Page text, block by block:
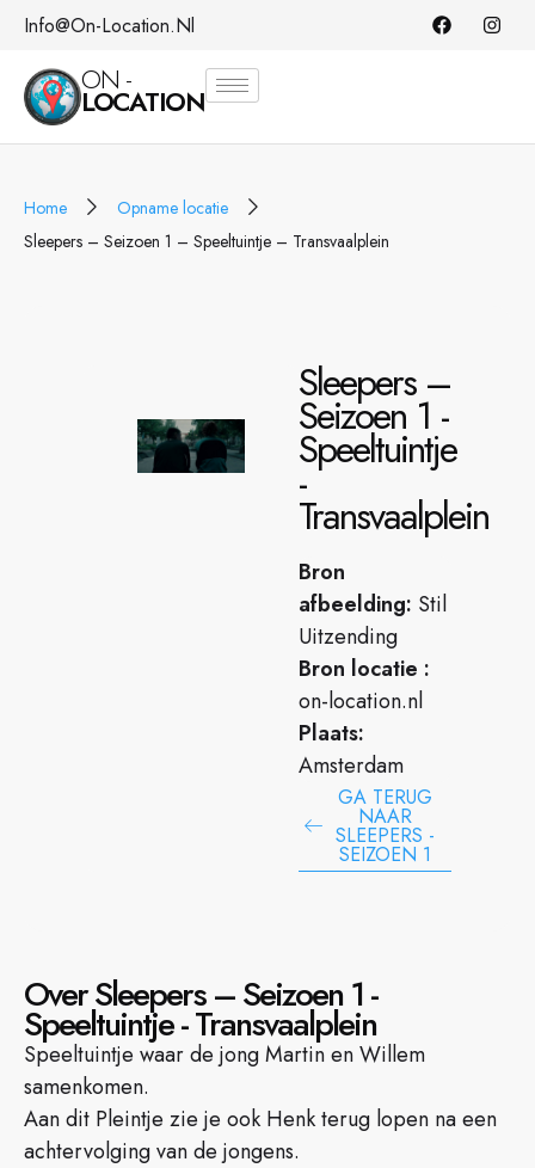
Info@on-Location.nl
ON -
LOCATION
Home
Opname locatie
Sleepers – Seizoen 1 – Speeltuintje – Transvaalplein
Sleepers –
Seizoen 1 -
Speeltuintje
-
Transvaalplein
Bron
afbeelding: Stil
Uitzending
Bron locatie :
on-location.nl
Plaats:
Amsterdam
GA TERUG
NAAR
SLEEPERS -
SEIZOEN 1
Over Sleepers – Seizoen 1 -
Speeltuintje - Transvaalplein
Speeltuintje waar de jong Martin en Willem
samenkomen.
Aan dit Pleintje zie je ook Henk terug lopen na een
achtervolging van de jongens.